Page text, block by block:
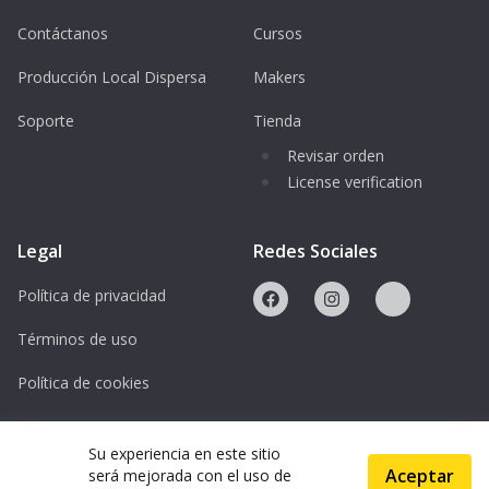
Contáctanos
Producción Local Dispersa
Soporte
Cursos
Makers
Tienda
Revisar orden
License verification
Legal
Política de privacidad
Términos de uso
Política de cookies
Licencias
Redes Sociales
Su experiencia en este sitio
será mejorada con el uso de
Aceptar